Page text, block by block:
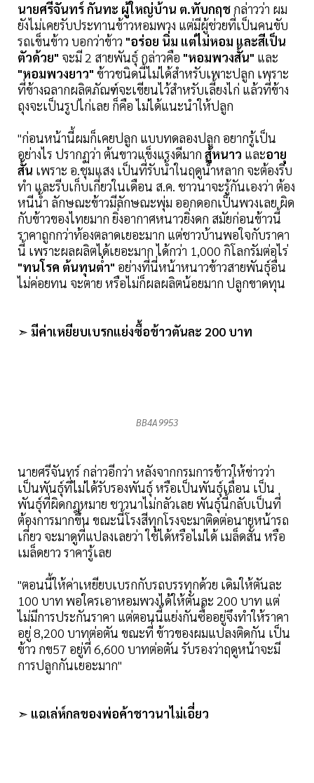
นายศรีจันทร์ กันทะ ผู้ใหญ่บ้าน ต.ทับกฤช กล่าวว่า ผม
ยังไม่เคยรับประทานข้าวหอมพวง แต่มีผู้ช่วยที่เป็นคนขับ
รถเข็นข้าว บอกว่าข้าว "อร่อย นิ่ม แต่ไม่หอม และสีเป็น
ตัวด้วย" จะมี 2 สายพันธุ์ กล่าวคือ "หอมพวงสั้น" และ
"หอมพวงยาว" ข้าวชนิดนี้ไม่ได้สำหรับเพาะปลูก เพราะ
ที่ข้างฉลากผลิตภัณฑ์จะเขียนไว้สำหรับเลี้ยงไก่ แล้วที่ข้าง
ถุงจะเป็นรูปไก่เลย ก็คือ ไม่ได้แนะนำให้ปลูก
"ก่อนหน้านี้ผมก็เคยปลูก แบบทดลองปลูก อยากรู้เป็น
อย่างไร ปรากฏว่า ต้นขาวแข็งแรงดีมาก สู้หนาว และอายุ
สั้น เพราะ อ.ชุมแสง เป็นที่รับน้ำในฤดูน้ำหลาก จะต้องรีบ
ทำ และรีบเก็บเกี่ยวในเดือน ส.ค. ชาวนาจะรู้กันเองว่า ต้อง
หนีน้ำ ลักษณะข้าวมีลักษณะพุ่ม ออกดอกเป็นพวงเลย ผิด
กับข้าวของไทยมาก ยิ่งอากาศหนาวยิ่งดก สมัยก่อนข้าวนี้
ราคาถูกกว่าท้องตลาดเยอะมาก แต่ชาวบ้านพอใจกับราคา
นี้ เพราะผลผลิตได้เยอะมาก ได้กว่า 1,000 กิโลกรัมต่อไร่
"ทนโรค ต้นทุนต่ำ" อย่างที่นี่หน้าหนาวข้าวสายพันธุ์อื่น
ไม่ค่อยทน จะตาย หรือไม่ก็ผลผลิตน้อยมาก ปลูกขาดทุน
➣ มีค่าเหยียบเบรกแย่งซื้อข้าวตันละ 200 บาท
BB4A9953
นายศรีจันทร์ กล่าวอีกว่า หลังจากกรมการข้าวให้ข่าวว่า
เป็นพันธุ์ที่ไม่ได้รับรองพันธุ์ หรือเป็นพันธุ์เถื่อน เป็น
พันธุ์ที่ผิดกฎหมาย ชาวนาไม่กลัวเลย พันธุ์นี้กลับเป็นที่
ต้องการมากขึ้น ขณะนี้โรงสีทุกโรงจะมาติดต่อนายหน้ารถ
เกี่ยว จะมาดูที่แปลงเลยว่า ใช้ได้หรือไม่ได้ เมล็ดสั้น หรือ
เมล็ดยาว ราคารู้เลย
"ตอนนี้ให้ค่าเหยียบเบรกกับรถบรรทุกด้วย เดิมให้ตันละ
100 บาท พอใครเอาหอมพวงได้ให้ตันละ 200 บาท แต่
ไม่มีการประกันราคา แต่ตอนนี้แย่งกันซื้ออยู่จึงทำให้ราคา
อยู่ 8,200 บาทต่อตัน ขณะที่ ข้าวของผมแปลงติดกัน เป็น
ข้าว กข57 อยู่ที่ 6,600 บาทต่อตัน รับรองว่าฤดูหน้าจะมี
การปลูกกันเยอะมาก"
➣ แฉเล่ห์กลของพ่อค้าชาวนาไม่เอี่ยว